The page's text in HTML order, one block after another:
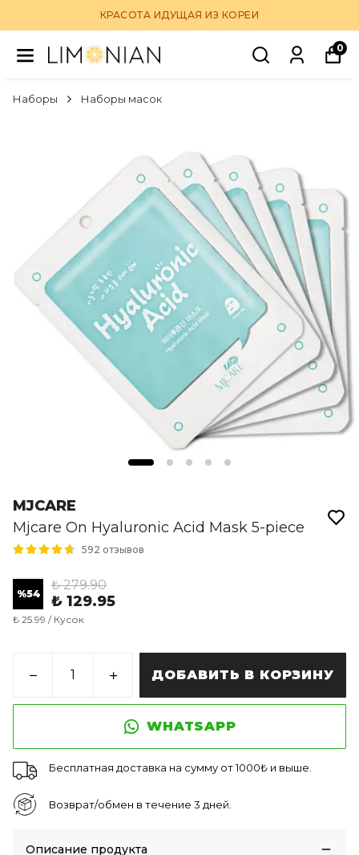
КРАСОТА ИДУЩАЯ ИЗ КОРЕИ
0
Наборы Наборы масок
MJCARE
Mjcare On Hyaluronic Acid Mask 5-piece
592 отзывов
%54
₺ 279.90
₺ 129.95
₺ 25.99 / Кусок
ДОБАВИТЬ В КОРЗИНУ
WHATSAPP
Бесплатная доставка на сумму от 1000₺ и выше.
Возврат/обмен в течение 3 дней.
Описание продукта